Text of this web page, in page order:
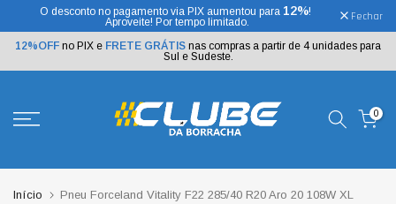
o
texto
O desconto no pagamento via PIX aumentou para 12%!
Aproveite! Por tempo limitado.
Fechar
12%OFF no PIX e FRETE GRÁTIS nas compras a partir de 4 unidades para
Sul e Sudeste.
0
Início Pneu Forceland Vitality F22 285/40 R20 Aro 20 108W XL